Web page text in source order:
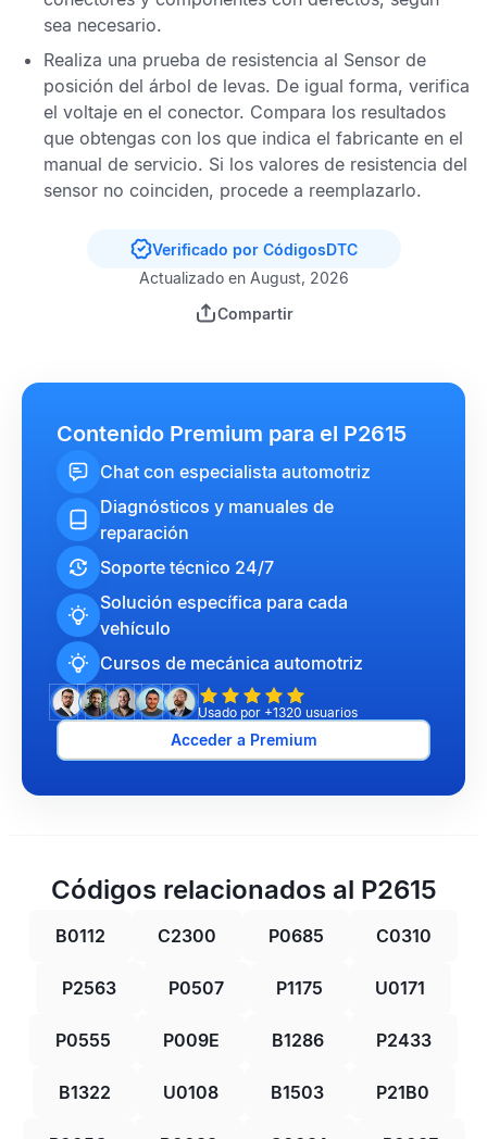
sea necesario.
Realiza una prueba de resistencia al Sensor de
posición del árbol de levas. De igual forma, verifica
el voltaje en el conector. Compara los resultados
que obtengas con los que indica el fabricante en el
manual de servicio. Si los valores de resistencia del
sensor no coinciden, procede a reemplazarlo.
Verificado por CódigosDTC
Actualizado en August, 2026
Compartir
Contenido Premium para el P2615
Chat con especialista automotriz
Diagnósticos y manuales de
reparación
Soporte técnico 24/7
Solución específica para cada
vehículo
Cursos de mecánica automotriz
Usado por +1320 usuarios
Acceder a Premium
Códigos relacionados al P2615
B0112 C2300 P0685 C0310
P2563 P0507 P1175 U0171
P0555 P009E B1286 P2433
B1322 U0108 B1503 P21B0